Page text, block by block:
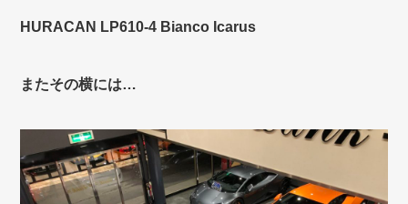
HURACAN LP610-4 Bianco Icarus
またその横には…